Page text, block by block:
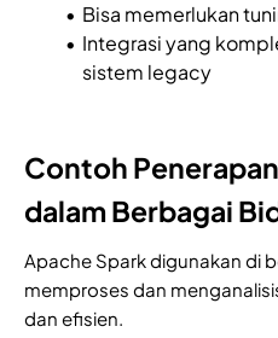
Bisa memerlukan
Integrasi yang
sistem legacy
Contoh
dalam Berbagai
Apache Spark digunakan di
memproses dan
dan efisien.